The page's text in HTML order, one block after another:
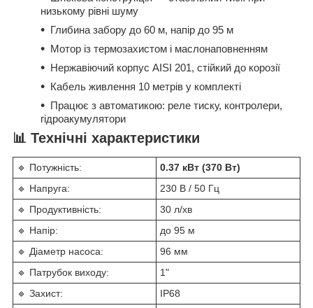
низькому рівні шуму
Глибина забору до 60 м, напір до 95 м
Мотор із термозахистом і маслонаповненням
Нержавіючий корпус AISI 201, стійкий до корозії
Кабель живлення 10 метрів у комплекті
Працює з автоматикою: реле тиску, контролери,
гідроакумулятори
📊 Технічні характеристики
🔹 Потужність:
0.37 кВт (370 Вт)
🔹 Напруга:
230 В / 50 Гц
🔹 Продуктивність:
30 л/хв
🔹 Напір:
до 95 м
🔹 Діаметр насоса:
96 мм
🔹 Патрубок виходу:
1"
🔹 Захист:
IP68